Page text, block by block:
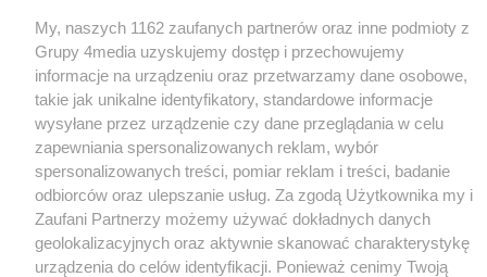
My, naszych 1162 zaufanych partnerów oraz inne podmioty z
Grupy 4media uzyskujemy dostęp i przechowujemy
informacje na urządzeniu oraz przetwarzamy dane osobowe,
takie jak unikalne identyfikatory, standardowe informacje
wysyłane przez urządzenie czy dane przeglądania w celu
zapewniania spersonalizowanych reklam, wybór
spersonalizowanych treści, pomiar reklam i treści, badanie
odbiorców oraz ulepszanie usług. Za zgodą Użytkownika my i
Zaufani Partnerzy możemy używać dokładnych danych
geolokalizacyjnych oraz aktywnie skanować charakterystykę
urządzenia do celów identyfikacji. Ponieważ cenimy Twoją